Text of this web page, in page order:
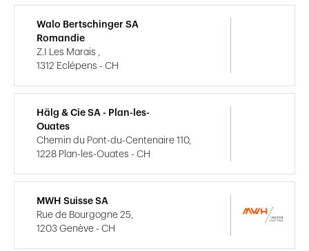
Walo Bertschinger SA
Romandie
Z.I Les Marais ,
1312 Eclépens - CH
Hälg & Cie SA - Plan-les-
Ouates
Chemin du Pont-du-Centenaire 110,
1228 Plan-les-Ouates - CH
MWH Suisse SA
Rue de Bourgogne 25,
1203 Genève - CH